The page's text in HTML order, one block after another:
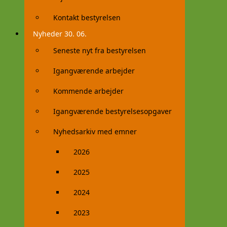
Kontakt bestyrelsen
Nyheder 30. 06.
Seneste nyt fra bestyrelsen
Igangværende arbejder
Kommende arbejder
Igangværende bestyrelsesopgaver
Nyhedsarkiv med emner
2026
2025
2024
2023